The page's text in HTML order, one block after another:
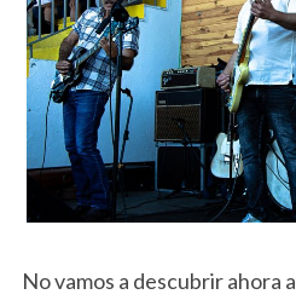
No vamos a descubrir ahora a